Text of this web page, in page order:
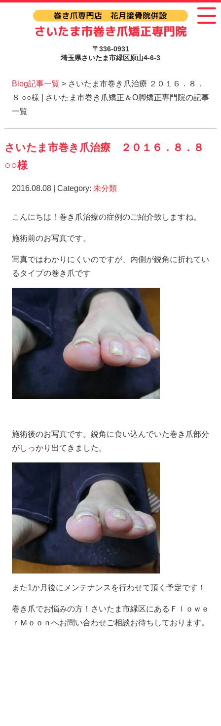
〒336-0931
埼玉県さいたま市緑区原山4-6-3
Blog記事一覧 > さいたま市巻き爪治療 ２０１６．８．
８ ○○様 | さいたま市巻き爪矯正＆O脚矯正専門院の記事
一覧
さいたま市巻き爪治療 ２０１６．８．８
○○様
2016.08.08 | Category: 未分類
こんにちは！巻き爪治療の症例のご紹介致しますね。
施術前のお写真です。
写真ではわかりにくいのですが、内側が鋭角に折れてい
るタイプの巻き爪です
施術後のお写真です。鋭角に食い込んでいた巻き爪部分
がしっかり出てきました。
また1か月後にメンテナンスを行わせて頂く予定です！
巻き爪でお悩みの方！さいたま市緑区にあるＦｌｏｗｅ
ｒＭｏｏｎへお問い合わせご相談お待ちしております。